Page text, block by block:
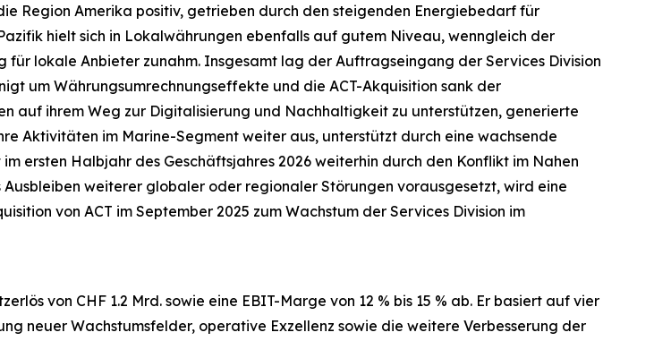
Region Amerika positiv, getrieben durch den steigenden Energiebedarf für
hielt sich in Lokalwährungen ebenfalls auf gutem Niveau, wenngleich der
lokale Anbieter zunahm. Insgesamt lag der Auftragseingang der Services Division
um Währungsumrechnungseffekte und die ACT-Akquisition sank der
auf ihrem Weg zur Digitalisierung und Nachhaltigkeit zu unterstützen, generierte
Aktivitäten im Marine-Segment weiter aus, unterstützt durch eine wachsende
ersten Halbjahr des Geschäftsjahres 2026 weiterhin durch den Konflikt im Nahen
weiterer globaler oder regionaler Störungen vorausgesetzt, wird eine
von ACT im September 2025 zum Wachstum der Services Division im
von CHF 1.2 Mrd. sowie eine EBIT-Marge von 12 % bis 15 % ab. Er basiert auf vier
neuer Wachstumsfelder, operative Exzellenz sowie die weitere Verbesserung der